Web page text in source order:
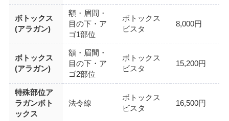
ボトックス
(アラガン)
額・眉間・
目の下・ア
ゴ1部位
ボトックス
ビスタ
8,000円
ボトックス
(アラガン)
額・眉間・
目の下・ア
ゴ2部位
ボトックス
ビスタ
15,200円
特殊部位ア
ラガンボト
ックス
法令線
ボトックス
ビスタ
16,500円